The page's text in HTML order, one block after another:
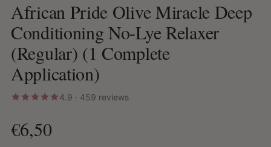
African Pride Olive Miracle Deep
Conditioning No-Lye Relaxer
(Regular) (1 Complete
Application)
4.9 · 459 reviews
€6,50